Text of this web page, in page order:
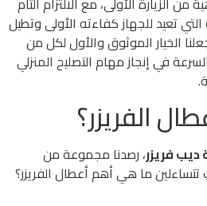
تعيد للجهاز كفاءته الأولى وتطيل
الخيار الموثوق والأول لكل من
في إنجاز مهام التصليح المنزلي
الفريزر؟
ديب فريزر، رصدنا مجموعة من
تتساءلين ما هي أهم أعطال الفريزر؟